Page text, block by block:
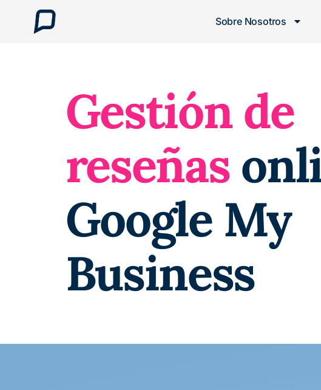
Sobre Nosotros
Gestión de
reseñas
Google My
Business